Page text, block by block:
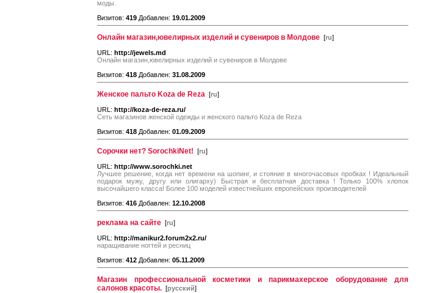
моды.
Визитов: 419 Добавлен: 19.01.2009
Онлайн магазин,ювелирных изделий и сувениров в Молдове [ru]
URL: http://jewels.md
Онлайн магазин,ювелирных изделий и сувениров в Молдове
Визитов: 418 Добавлен: 31.08.2009
Женское пальто Koza de Reza [ru]
URL: http://koza-de-reza.ru/
Сеть магазинов женской одежды и женского пальто Koza de Reza
Визитов: 418 Добавлен: 01.09.2009
Сорочки нет? SorochkiNet! [ru]
URL: http://www.sorochki.net
Лучшее решение, когда нет времени на шопинг, и стояние в многочасовых пробках ! Идеальный
подарок мужу, другу или олигарху) Быстрая и бесплатная доставка ! Только 100% хлопок
высочайшего класса! Более 100 моделей известнейших европейских производителей
Визитов: 416 Добавлен: 12.10.2008
реклама на сайте [ru]
URL: http://manikur2.forum2x2.ru/
наращивание ногтей и ресниц
Визитов: 412 Добавлен: 05.11.2009
Магазин профессиональной косметики и парикмахерское оборудование для
салонов красоты. [русский]